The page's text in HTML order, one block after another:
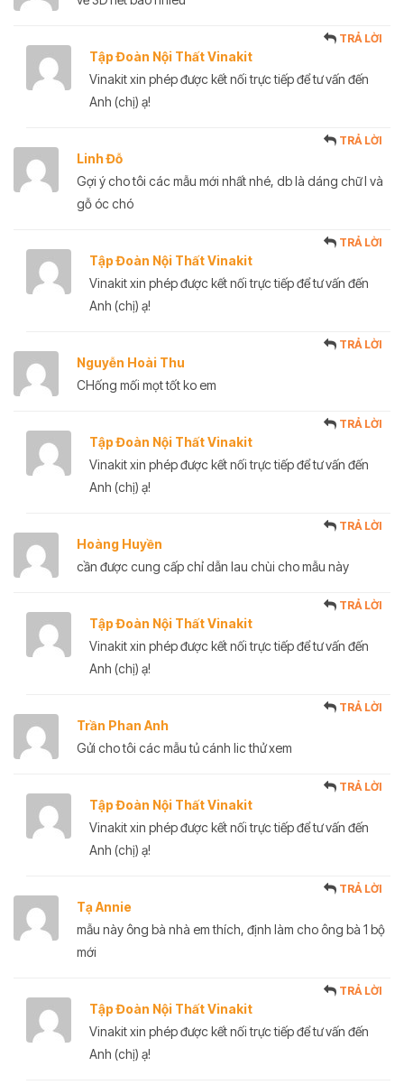
Tập Đoàn Nội Thất Vinakit
TRẢ LỜI
Vinakit xin phép được kết nối trực tiếp để tư vấn đến
Anh (chị) ạ!
Linh Đỗ
TRẢ LỜI
Gợi ý cho tôi các mẫu mới nhất nhé, db là dáng chữ I và
gỗ óc chó
Tập Đoàn Nội Thất Vinakit
TRẢ LỜI
Vinakit xin phép được kết nối trực tiếp để tư vấn đến
Anh (chị) ạ!
Nguyễn Hoài Thu
TRẢ LỜI
CHống mối mọt tốt ko em
Tập Đoàn Nội Thất Vinakit
TRẢ LỜI
Vinakit xin phép được kết nối trực tiếp để tư vấn đến
Anh (chị) ạ!
Hoàng Huyền
TRẢ LỜI
cần được cung cấp chỉ dẫn lau chùi cho mẫu này
Tập Đoàn Nội Thất Vinakit
TRẢ LỜI
Vinakit xin phép được kết nối trực tiếp để tư vấn đến
Anh (chị) ạ!
Trần Phan Anh
TRẢ LỜI
Gửi cho tôi các mẫu tủ cánh lic thử xem
Tập Đoàn Nội Thất Vinakit
TRẢ LỜI
Vinakit xin phép được kết nối trực tiếp để tư vấn đến
Anh (chị) ạ!
Tạ Annie
TRẢ LỜI
mẫu này ông bà nhà em thích, định làm cho ông bà 1 bộ
mới
Tập Đoàn Nội Thất Vinakit
TRẢ LỜI
Vinakit xin phép được kết nối trực tiếp để tư vấn đến
Anh (chị) ạ!